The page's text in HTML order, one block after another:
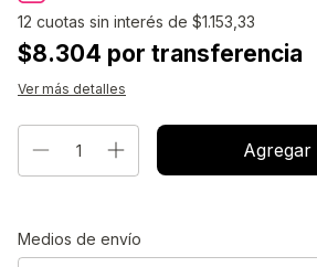
12 cuotas sin interés de $1.153,33
$8.304 por transferencia
Ver más detalles
Entregas para el CP:
Medios de envío